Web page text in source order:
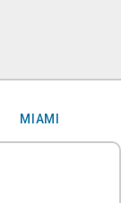
MIAMI